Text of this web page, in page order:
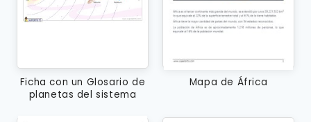
Ficha con un Glosario de
planetas del sistema
Mapa de África